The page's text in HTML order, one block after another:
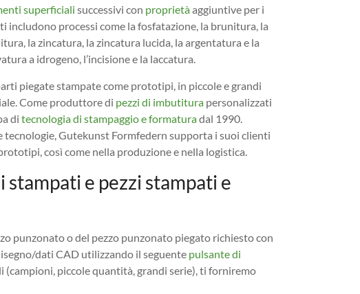
superficiali successivi con proprietàaggiuntive per i
includono processi come la fosfatazione, la brunitura, la
la zincatura, la zincatura lucida, la argentatura e la
a idrogeno, l’incisione e la laccatura.
piegate stampate come prototipi, in piccole e grandi
Come produttore di pezzi di imbutitura personalizzati
di tecnologia di stampaggio e formaturadal 1990.
Gutekunst Formfedern supporta i suoi clienti
così come nella produzione e nella logistica.
e pezzi stampati e
punzonato o del pezzo punzonato piegato richiesto con
dati CAD utilizzando il seguente pulsante di
piccole quantità, grandi serie), ti forniremo